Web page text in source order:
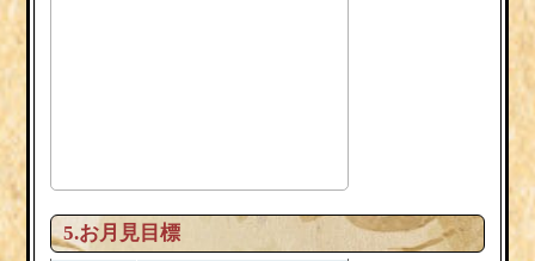
5.お月見目標